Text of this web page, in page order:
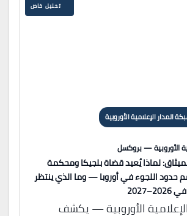
تحليل خاص
المدار الإعلامية الأوروبية
الأوروبية — بروكسل
لماذا يُعيد قضاة بلجيكا ومحكمة
حدود اللجوء في أوروبا — وما الذي ينتظر
الأوروبية — يكشف